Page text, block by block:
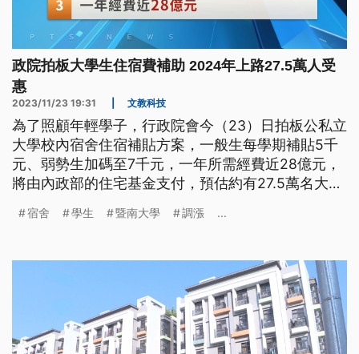
政院拍板大學生住宿費補助 2024年上路27.5萬人受
惠
2023/11/23 19:31 文教科技
為了照顧年輕學子，行政院會今（23）日拍板公私立
大學校內宿舍住宿補貼方案，一般生每學期補貼5千
元、弱勢生加碼至7千元，一年所需經費近28億元，
將由內政部的住宅基金支付，預估約有27.5萬名大學
宿舍 學生 暨南大學 調漲 ...